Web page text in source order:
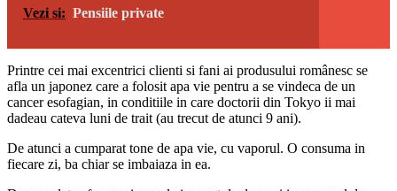
Vezi si: Pensiile private
Printre cei mai excentrici clienti si fani ai produsului românesc se
afla un japonez care a folosit apa vie pentru a se vindeca de un
cancer esofagian, in conditiile in care doctorii din Tokyo ii mai
dadeau cateva luni de trait (au trecut de atunci 9 ani).
De atunci a cumparat tone de apa vie, cu vaporul. O consuma in
fiecare zi, ba chiar se imbaiaza in ea.